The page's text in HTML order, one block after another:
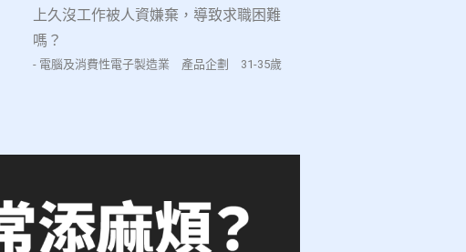
上久沒工作被人資嫌棄，導致求職困難
嗎？
- 電腦及消費性電子製造業 產品企劃 31-35歲